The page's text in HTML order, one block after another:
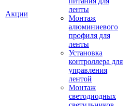
Акции
ленты
Монтаж
алюминиевого
профиля для
ленты
Установка
контроллера для
управления
лентой
Монтаж
светодиодных